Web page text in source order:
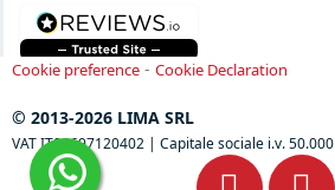
Cookie preference - Cookie Declaration
© 2013-2026 LIMA SRL
VAT IT04697120402 | Capitale sociale i.v. 50.000